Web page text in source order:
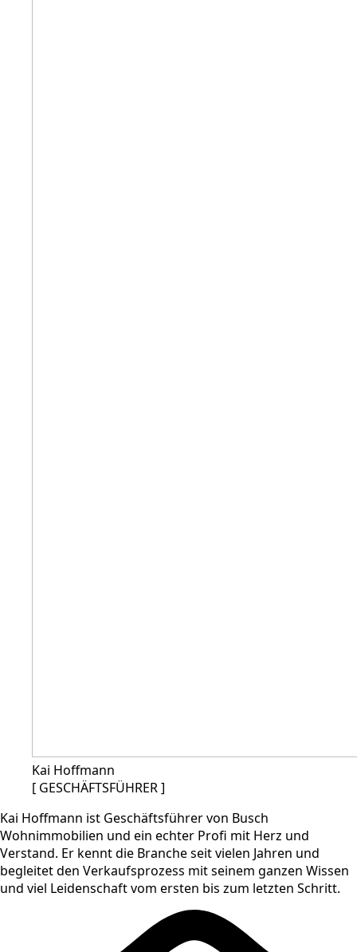
Kai Hoffmann
[ GESCHÄFTSFÜHRER ]
Kai Hoffmann ist Geschäftsführer von Busch
Wohnimmobilien und ein echter Profi mit Herz und
Verstand. Er kennt die Branche seit vielen Jahren und
begleitet den Verkaufsprozess mit seinem ganzen Wissen
und viel Leidenschaft vom ersten bis zum letzten Schritt.